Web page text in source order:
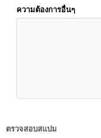
ความต้องการอื่นๆ
ตรวจสอบสแปม